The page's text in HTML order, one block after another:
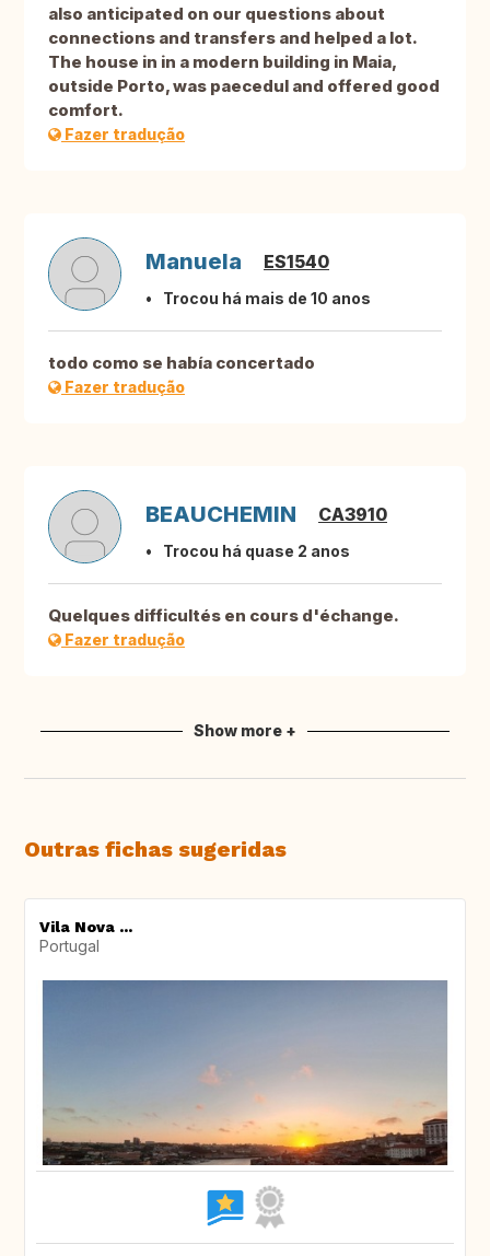
also anticipated on our questions about
connections and transfers and helped a lot.
The house in in a modern building in Maia,
outside Porto, was paecedul and offered good
comfort.
Fazer tradução
Manuela ES1540
Trocou há mais de 10 anos
todo como se había concertado
Fazer tradução
BEAUCHEMIN CA3910
Trocou há quase 2 anos
Quelques difficultés en cours d'échange.
Fazer tradução
Show more +
Outras fichas sugeridas
Vila Nova ...
Portugal